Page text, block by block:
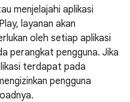
menjelajahi aplikasi
layanan akan
oleh setiap aplikasi
perangkat pengguna. Jika
terdapat pada
pengguna